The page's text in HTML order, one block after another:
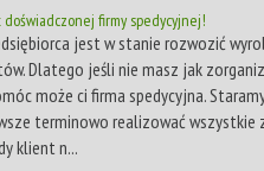
doświadczonej firmy spedycyjnej!
jest w stanie rozwozić
Dlatego jeśli nie masz jak
może ci firma spedycyjna.
terminowo realizować wszystkie
klient n...